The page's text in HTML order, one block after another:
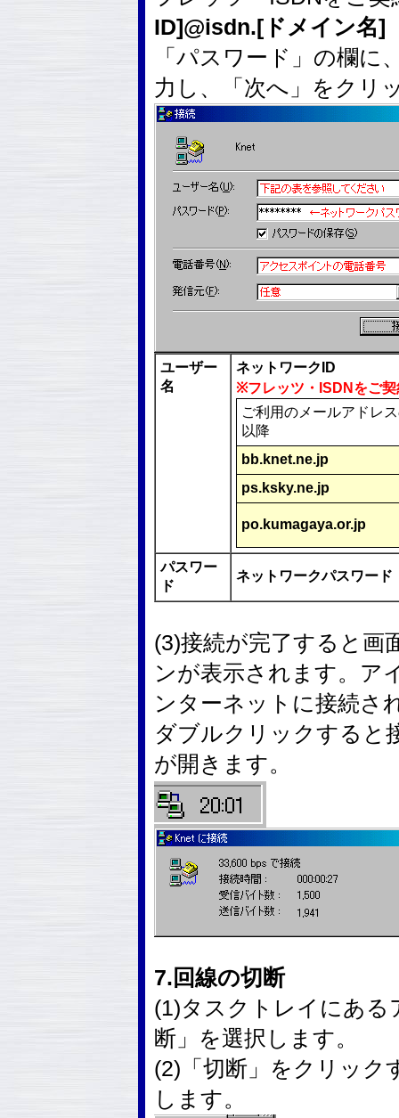
ID]@isdn.[ドメイン名]
「パスワード」の欄に
力し、「次へ」をクリ
ユーザー
名
ネットワークID
※フレッツ・ISDNをご契
ご利用のメールアドレ
以降
bb.knet.ne.jp
ps.ksky.ne.jp
po.kumagaya.or.jp
パスワー
ド
ネットワークパスワード
(3)接続が完了すると画
ンが表示されます。ア
ンターネットに接続さ
ダブルクリックすると
が開きます。
7.回線の切断
(1)タスクトレイにあ
断」を選択します。
(2)「切断」をクリック
します。